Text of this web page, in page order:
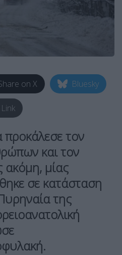
on X Bluesky
προκάλεσε τον
και τον
ακόμη, μίας
σε κατάσταση
της